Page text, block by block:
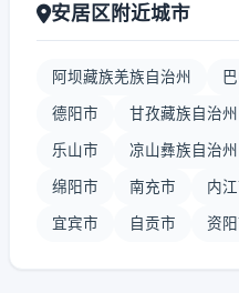
安居区附近城市
阿坝藏族羌族自治州
德阳市 甘孜藏族自治州
乐山市 凉山彝族自治州
绵阳市 南充市 内
宜宾市 自贡市 资